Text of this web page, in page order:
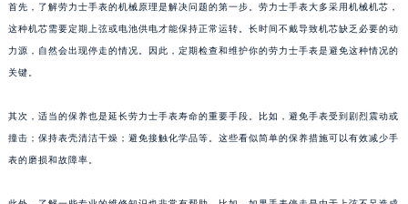
首先，了解劳力士手表的机械原理是解决问题的第一步。劳力士手表大多采用机械机芯，
这种机芯需要定期上弦或电池供电才能保持正常运转。长时间不戴导致机芯缺乏必要的动
力源，自然会出现停走的情况。因此，定期检查和维护你的劳力士手表是避免这种情况的
关键。
其次，适当的保养也是延长劳力士手表寿命的重要手段。比如，避免手表受到剧烈震动或
撞击；保持表壳清洁干燥；避免接触化学品等。这些看似简单的保养措施可以有效减少手
表的磨损和故障率。